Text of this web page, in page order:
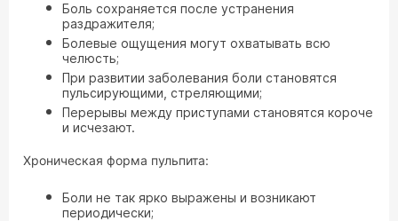
Боль сохраняется после устранения
раздражителя;
Болевые ощущения могут охватывать всю
челюсть;
При развитии заболевания боли становятся
пульсирующими, стреляющими;
Перерывы между приступами становятся короче
и исчезают.
Хроническая форма пульпита:
Боли не так ярко выражены и возникают
периодически;